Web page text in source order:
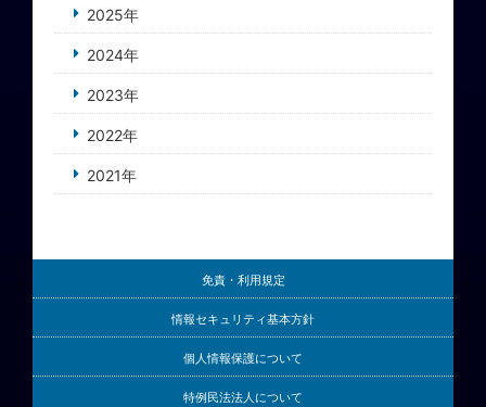
2025年
2024年
2023年
2022年
2021年
免責・利用規定
情報セキュリティ基本方針
個人情報保護について
特例民法法人について